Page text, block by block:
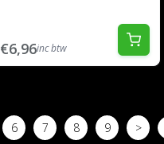
€6,96inc btw
6 7 8 9 >